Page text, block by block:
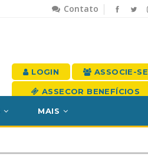
Contato
LOGIN ASSOCIE-SE
ASSECOR BENEFÍCIOS
MAIS